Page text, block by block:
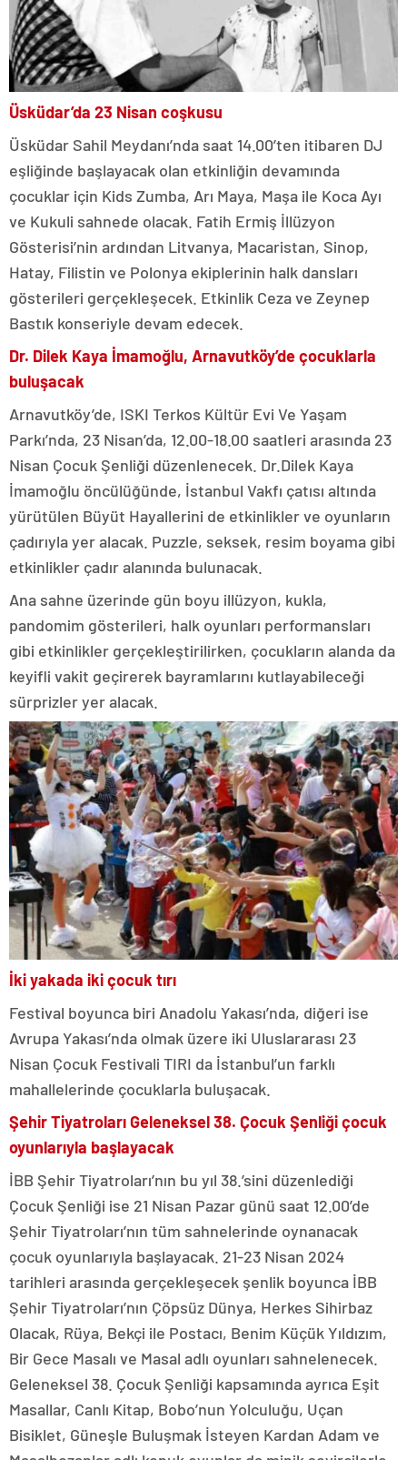
Üsküdar’da 23 Nisan coşkusu
Üsküdar Sahil Meydanı’nda saat 14.00’ten itibaren DJ
eşliğinde başlayacak olan etkinliğin devamında
çocuklar için Kids Zumba, Arı Maya, Maşa ile Koca Ayı
ve Kukuli sahnede olacak. Fatih Ermiş İllüzyon
Gösterisi’nin ardından Litvanya, Macaristan, Sinop,
Hatay, Filistin ve Polonya ekiplerinin halk dansları
gösterileri gerçekleşecek. Etkinlik Ceza ve Zeynep
Bastık konseriyle devam edecek.
Dr. Dilek Kaya İmamoğlu, Arnavutköy’de çocuklarla
buluşacak
Arnavutköy’de, ISKI Terkos Kültür Evi Ve Yaşam
Parkı’nda, 23 Nisan’da, 12.00-18.00 saatleri arasında 23
Nisan Çocuk Şenliği düzenlenecek. Dr.Dilek Kaya
İmamoğlu öncülüğünde, İstanbul Vakfı çatısı altında
yürütülen Büyüt Hayallerini de etkinlikler ve oyunların
çadırıyla yer alacak. Puzzle, seksek, resim boyama gibi
etkinlikler çadır alanında bulunacak.
Ana sahne üzerinde gün boyu illüzyon, kukla,
pandomim gösterileri, halk oyunları performansları
gibi etkinlikler gerçekleştirilirken, çocukların alanda da
keyifli vakit geçirerek bayramlarını kutlayabileceği
sürprizler yer alacak.
İki yakada iki çocuk tırı
Festival boyunca biri Anadolu Yakası’nda, diğeri ise
Avrupa Yakası’nda olmak üzere iki Uluslararası 23
Nisan Çocuk Festivali TIRI da İstanbul’un farklı
mahallelerinde çocuklarla buluşacak.
Şehir Tiyatroları Geleneksel 38. Çocuk Şenliği çocuk
oyunlarıyla başlayacak
İBB Şehir Tiyatroları’nın bu yıl 38.’sini düzenlediği
Çocuk Şenliği ise 21 Nisan Pazar günü saat 12.00’de
Şehir Tiyatroları’nın tüm sahnelerinde oynanacak
çocuk oyunlarıyla başlayacak. 21-23 Nisan 2024
tarihleri arasında gerçekleşecek şenlik boyunca İBB
Şehir Tiyatroları’nın Çöpsüz Dünya, Herkes Sihirbaz
Olacak, Rüya, Bekçi ile Postacı, Benim Küçük Yıldızım,
Bir Gece Masalı ve Masal adlı oyunları sahnelenecek.
Geleneksel 38. Çocuk Şenliği kapsamında ayrıca Eşit
Masallar, Canlı Kitap, Bobo’nun Yolculuğu, Uçan
Bisiklet, Güneşle Buluşmak İsteyen Kardan Adam ve